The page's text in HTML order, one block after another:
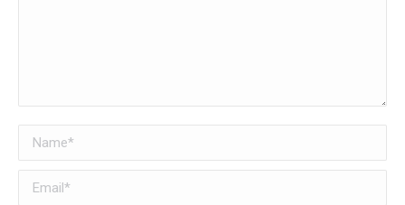
Name *
Email *